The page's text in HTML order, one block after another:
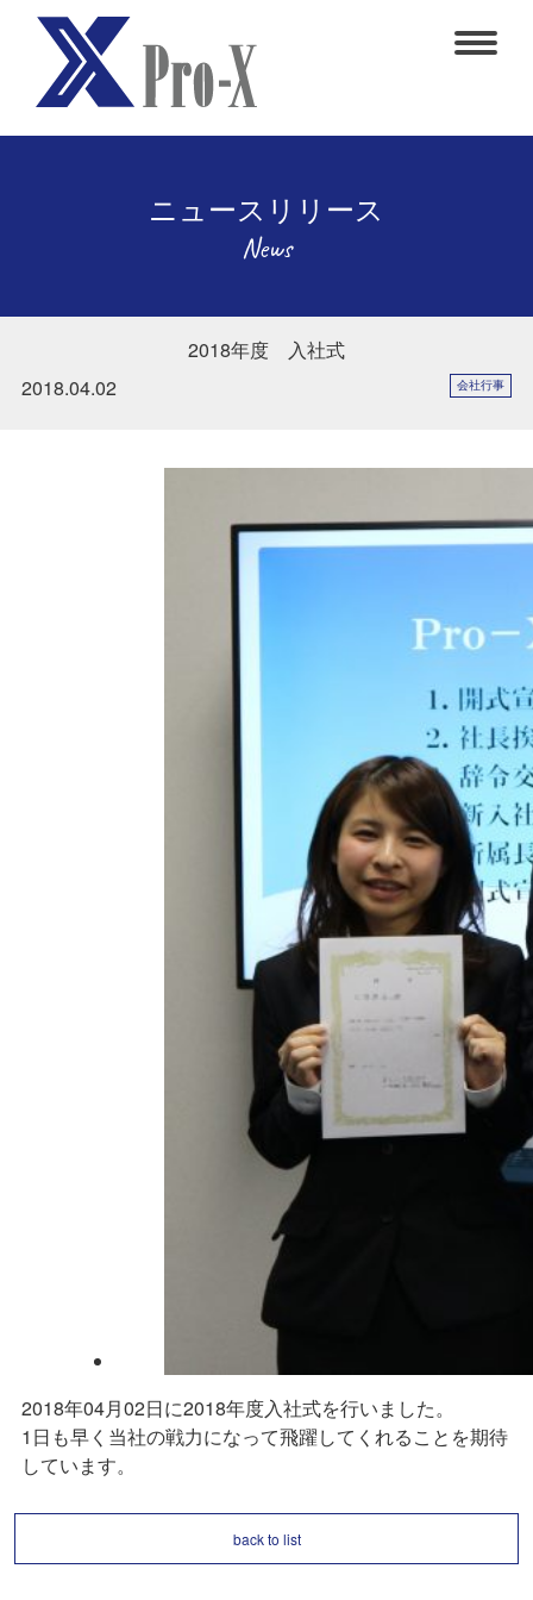
ニュースリリース
News
2018年度 入社式
2018.04.02
会社行事
2018年04月02日に2018年度入社式を行いました。
1日も早く当社の戦力になって飛躍してくれることを期待
しています。
back to list